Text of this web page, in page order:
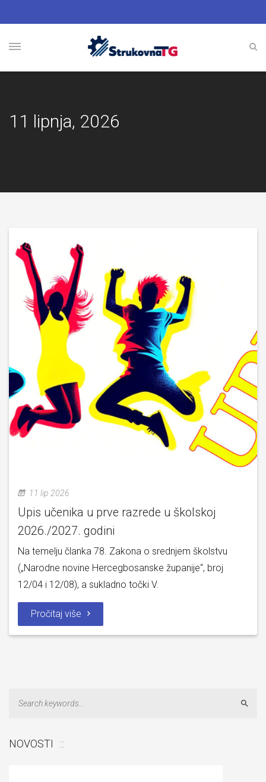
11 lipnja, 2026
11 lip 2026
Upis učenika u prve razrede u školskoj
2026./2027. godini
Na temelju članka 78. Zakona o srednjem školstvu
(„Narodne novine Hercegbosanske županije“, broj
12/04 i 12/08), a sukladno točki V.
Pročitaj više
NOVOSTI